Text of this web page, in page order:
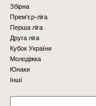
Збірна
Прем'єр-ліга
Перша ліга
Друга ліга
Кубок України
Молодіжка
Юнаки
Інші